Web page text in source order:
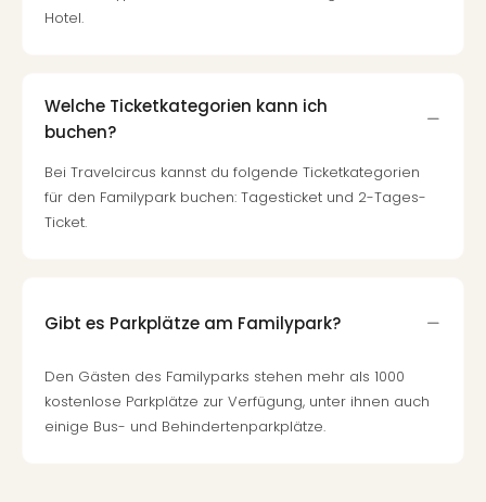
Hotel.
Welche Ticketkategorien kann ich
buchen?
Bei Travelcircus kannst du folgende Ticketkategorien
für den Familypark buchen: Tagesticket und 2-Tages-
Ticket.
Gibt es Parkplätze am Familypark?
Den Gästen des Familyparks stehen mehr als 1000
kostenlose Parkplätze zur Verfügung, unter ihnen auch
einige Bus- und Behindertenparkplätze.